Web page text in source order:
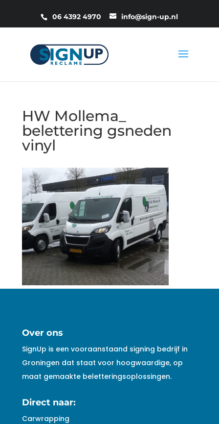
06 4392 4970 info@sign-up.nl
HW Mollema_
belettering gsneden
vinyl
Over ons
SignUp is een vooraanstaand signing bedrijf in
Groningen dat staat voor hoogwaardige, op
maat gemaakte beletteringsoplossingen.
Direct naar:
Carwrapping